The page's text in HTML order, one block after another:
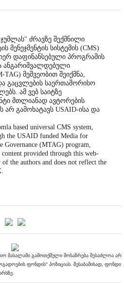
ძრავზე შექმნილი
მენეჯმენტის სისტემის (CMS)
დაფინანსებული პროგრამის
ანგარიშვალდებული
მეშვეობით შეიქმნა,
გაცვლების საერთაშორისო
ამ ვებ საიტზე
მთლიანად ავტორების
არ გამოხატავს USAID-ისა და
based universal CMS system,
the USAID funded Media for
Governance (MTAG) program,
provided through this web-
the authors and does not reflect the
მასალაში გამოთქმული მოსაზრება შესაძლოა არ
ფონდის" პოზიციას. შესაბამისად, ფონდი